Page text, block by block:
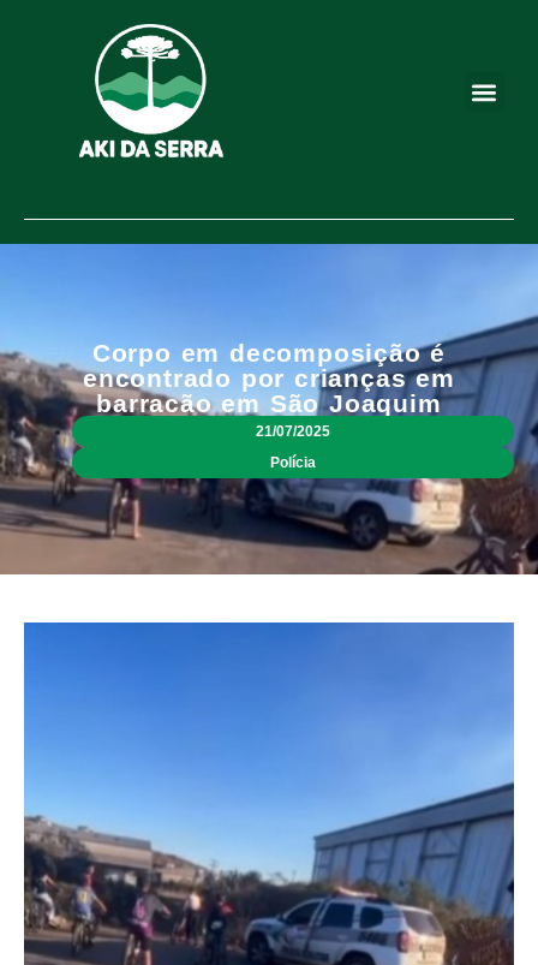
Corpo em decomposição é
encontrado por crianças em
barracão em São Joaquim
21/07/2025
Polícia